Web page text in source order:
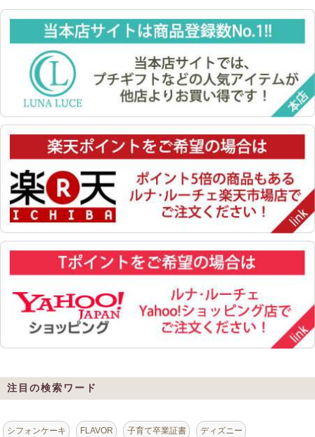
注目の検索ワード
シフォンケーキ FLAVOR 子育て卒業証書 ディズニー